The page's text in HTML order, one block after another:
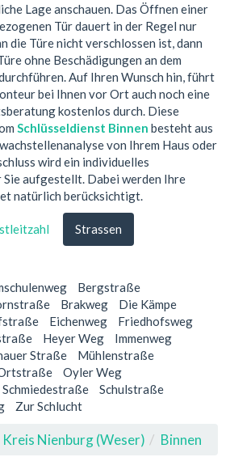
Lage anschauen. Das Öffnen einer
Tür dauert in der Regel nur
die Türe nicht verschlossen ist, dann
ohne Beschädigungen an dem
Auf Ihren Wunsch hin, führt
bei Ihnen vor Ort auch noch eine
kostenlos durch. Diese
Schlüsseldienst Binnen besteht aus
von Ihrem Haus oder
wird ein individuelles
aufgestellt. Dabei werden Ihre
natürlich berücksichtigt.
Strassen
Bergstraße
Brakweg
Die Kämpe
Eichenweg
Friedhofsweg
Heyer Weg
Immenweg
Straße
Mühlenstraße
Oyler Weg
Schmiedestraße
Schulstraße
Zur Schlucht
Kreis Nienburg (Weser) Binnen